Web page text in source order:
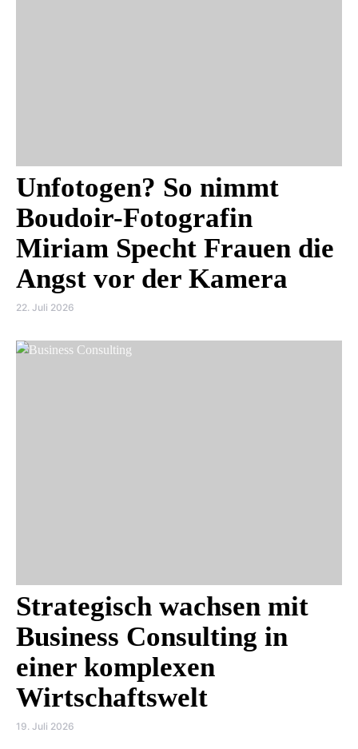
Unfotogen? So nimmt
Boudoir-Fotografin
Miriam Specht Frauen die
Angst vor der Kamera
22. Juli 2026
Strategisch wachsen mit
Business Consulting in
einer komplexen
Wirtschaftswelt
19. Juli 2026